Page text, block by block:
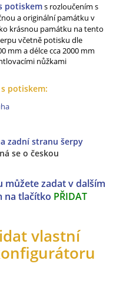
potiskems rozloučením s
a originální památku v
krásnou památku na tento
včetně potisku dle
mm a délce cca 2000 mm
nůžkami
potiskem:
zadní stranu šerpy
se o českou
můžete zadat v dalším
na tlačítko PŘIDAT
vlastní